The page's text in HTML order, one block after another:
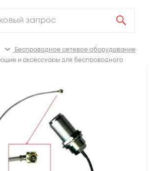
Беспроводное сетевое оборудование
и аксессуары для беспроводного